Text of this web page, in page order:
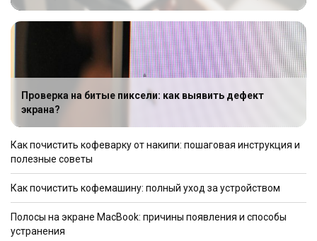
Проверка на битые пиксели: как выявить дефект
экрана?
Как почистить кофеварку от накипи: пошаговая инструкция и
полезные советы
Как почистить кофемашину: полный уход за устройством
Полосы на экране MacBook: причины появления и способы
устранения